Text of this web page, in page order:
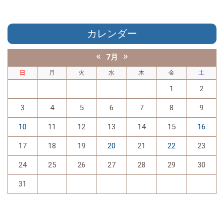
カレンダー
« 7月 »
日 月 火 水 木 金 土
1 2
3 4 5 6 7 8 9
10 11 12 13 14 15 16
17 18 19 20 21 22 23
24 25 26 27 28 29 30
31